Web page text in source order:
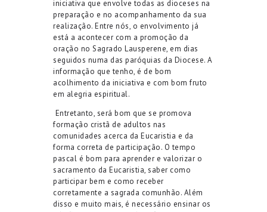
iniciativa que envolve todas as dioceses na
preparação e no acompanhamento da sua
realização. Entre nós, o envolvimento já
está a acontecer com a promoção da
oração no Sagrado Lausperene, em dias
seguidos numa das paróquias da Diocese. A
informação que tenho, é de bom
acolhimento da iniciativa e com bom fruto
em alegria espiritual.
Entretanto, será bom que se promova
formação cristã de adultos nas
comunidades acerca da Eucaristia e da
forma correta de participação. O tempo
pascal é bom para aprender e valorizar o
sacramento da Eucaristia, saber como
participar bem e como receber
corretamente a sagrada comunhão. Além
disso e muito mais, é necessário ensinar os